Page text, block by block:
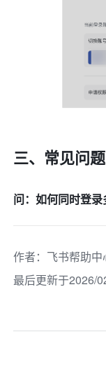
三、常见问题
问：如何同时登录
作者： 飞书帮助中
最后更新于2026/